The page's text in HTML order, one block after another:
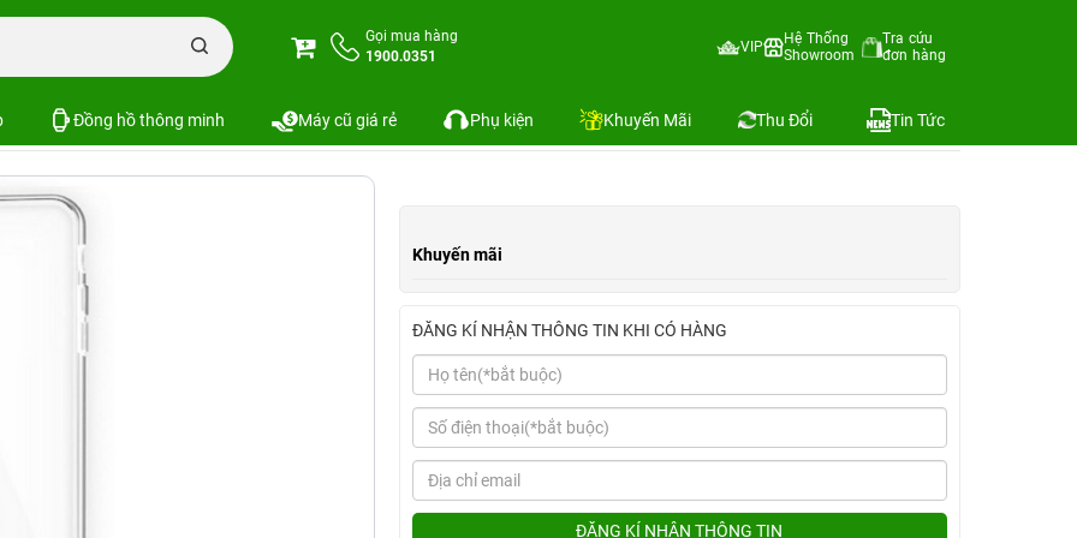
Gọi mua hàng
1900.0351
VIP
Hệ Thống
Showroom
Tra cứu
đơn hàng
Đồng hồ thông minh Máy cũ giá rẻ Phụ kiện Khuyến Mãi Thu Đổi Tin Tức
Ốp lưng iPhone 7 Plus ROCK Ultrathin TPU Silicon trắng trong suốt
TPU Silicon trắng trong suốt
Khuyến mãi
ĐĂNG KÍ NHẬN THÔNG TIN KHI CÓ HÀNG
ĐĂNG KÍ NHẬN THÔNG TIN